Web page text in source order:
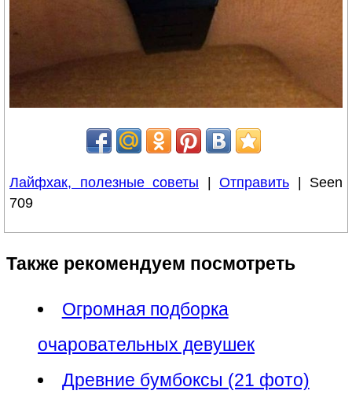
Лайфхак, полезные советы Отправить | Seen
709
Также рекомендуем посмотреть
Огромная подборка
очаровательных девушек
Древние бумбоксы (21 фото)